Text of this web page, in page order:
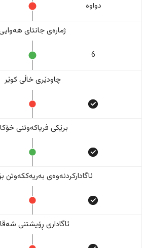
دواوە
ژمارەی جانتای
6
چاودێری خاڵی کوێر
برێکی فریاکەوتنی
ئاگادارکردنەوەی بەریەککەوتن
ئاگاداری ڕۆیشتنی